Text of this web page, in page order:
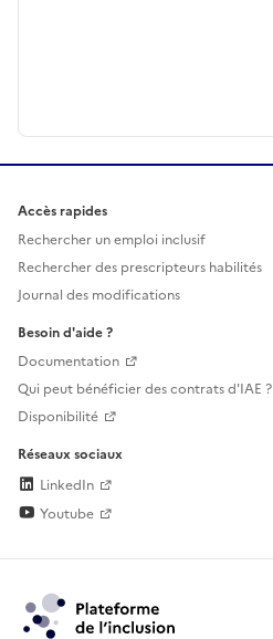
Accès rapides
Rechercher un emploi inclusif
Rechercher des prescripteurs habilités
Journal des modifications
Besoin d'aide ?
Documentation
Qui peut bénéficier des contrats d'IAE ?
Disponibilité
Réseaux sociaux
LinkedIn
Youtube